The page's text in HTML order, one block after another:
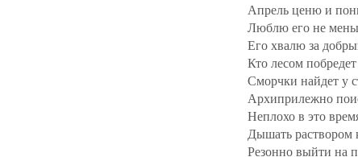
Апрель ценю и
Люблю его не
Его хвалю за
Кто лесом
Сморчки найдет у
Архиприлежно
Неплохо в это
Дышать раствором
Резонно выйти на